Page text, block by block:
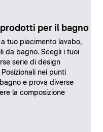
per il bagno
tuo piacimento lavabo,
da bagno. Scegli i tuoi
serie di design
nei punti
e prova diverse
la composizione